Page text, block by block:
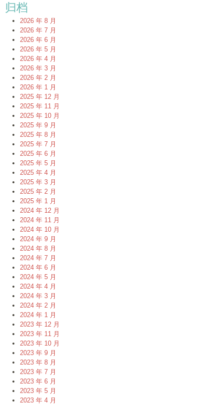
归档
2026 年 8 月
2026 年 7 月
2026 年 6 月
2026 年 5 月
2026 年 4 月
2026 年 3 月
2026 年 2 月
2026 年 1 月
2025 年 12 月
2025 年 11 月
2025 年 10 月
2025 年 9 月
2025 年 8 月
2025 年 7 月
2025 年 6 月
2025 年 5 月
2025 年 4 月
2025 年 3 月
2025 年 2 月
2025 年 1 月
2024 年 12 月
2024 年 11 月
2024 年 10 月
2024 年 9 月
2024 年 8 月
2024 年 7 月
2024 年 6 月
2024 年 5 月
2024 年 4 月
2024 年 3 月
2024 年 2 月
2024 年 1 月
2023 年 12 月
2023 年 11 月
2023 年 10 月
2023 年 9 月
2023 年 8 月
2023 年 7 月
2023 年 6 月
2023 年 5 月
2023 年 4 月